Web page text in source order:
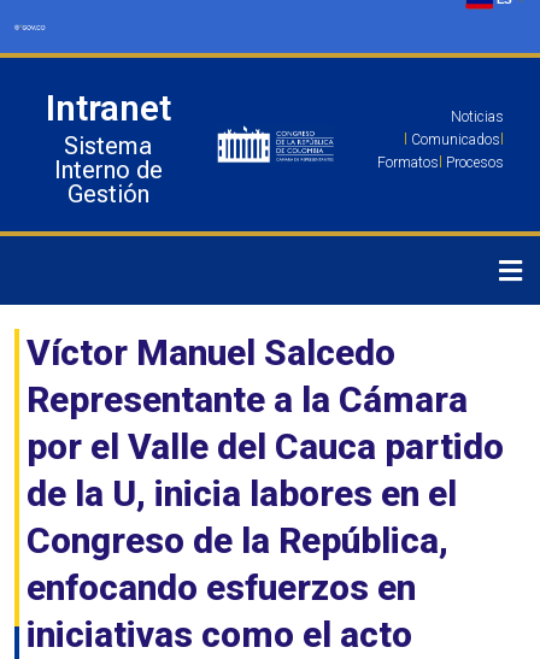
Intranet
Sistema
Interno de
Gestión
Noticias
Comunicados
Formatos Procesos
Víctor Manuel Salcedo
Representante a la Cámara
por el Valle del Cauca partido
de la U, inicia labores en el
Congreso de la República,
enfocando esfuerzos en
iniciativas como el acto